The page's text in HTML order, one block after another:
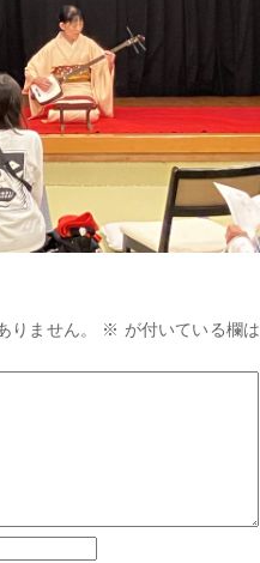
りません。
※ が付いている欄は